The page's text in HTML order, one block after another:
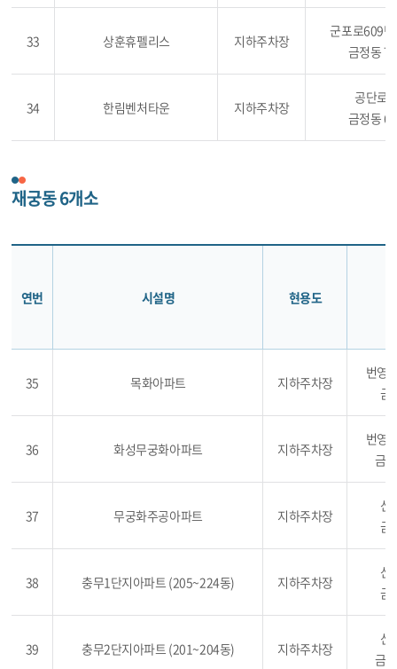
33 상훈휴펠리스 지하주차장
군포로609
금정동
34 한림벤처타운 지하주차장
공단로
금정동
재궁동 6개소
연번 시설명 현용도
35 목화아파트 지하주차장
번영
금
36 화성무궁화아파트 지하주차장
번영
금
37 무궁화주공아파트 지하주차장
산
금
38 충무1단지아파트 (205~224동) 지하주차장
산
금
39 충무2단지아파트 (201~204동) 지하주차장
산
금